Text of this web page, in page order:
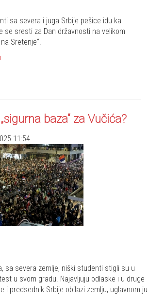
sa severa i juga Srbije pešice idu ka
se sresti za Dan državnosti na velikom
Sretenje“.
baza“ za Vučića?
11:54
sa severa zemlje, niški studenti stigli su u
u svom gradu. Najavljuju odlaske i u druge
i predsednik Srbije obilazi zemlju, uglavnom